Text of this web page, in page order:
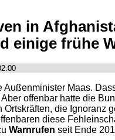
in
einige frühe
Maas.
offenbar hatte die
die
diese
Warnrufen seit Ende